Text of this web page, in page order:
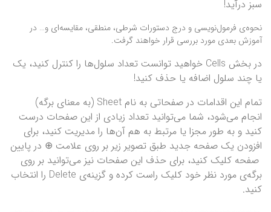
سبز درآید!
نحوه‌ی فرمول‌نویسی و درج دستورات شرطی، منطقی، مقایسه‌ای و… در
آموزش بعدی مورد بررسی قرار خواهند گرفت.
در بخش Cells خواهید توانست تعداد سلول‌ها را کنترل کنید، یک
یا چند سلول اضافه یا حذف کنید!
تمام این اقدامات در صفحاتی به نام Sheet (به معنای برگه)
انجام ‌می‌شود، شما می‌توانید تعداد زیادی از این صفحات درست
کنید و به طور مجزا یا مرتبط به هم آن‌ها را مدیریت کنید، برای
افزودن یک صفحه جدید طبق تصویر زیر بر روی علامت ⊕ در پایین
صفحه کلیک کنید، برای حذف این صفحات نیز می‌توانید بر روی
برگه‌ی مورد نظر خود کلیک راست کرده و گزینه‌ی Delete را انتخاب
کنید.